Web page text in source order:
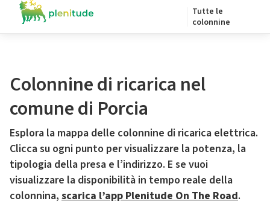
Tutte le
colonnine
Colonnine di ricarica nel
comune di Porcia
Esplora la mappa delle colonnine di ricarica elettrica.
Clicca su ogni punto per visualizzare la potenza, la
tipologia della presa e l’indirizzo. E se vuoi
visualizzare la disponibilità in tempo reale della
colonnina, scarica l’app Plenitude On The Road.